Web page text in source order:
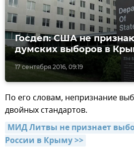
17 сентября 2016, 09:19
Госдеп: США не
думских выборов в
По его словам, непризнание
двойных стандартов.
МИД Литвы не признает
России в Крыму >>